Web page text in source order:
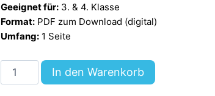
Geeignet für: 3. & 4. Klasse
Format: PDF zum Download (digital)
Umfang: 1 Seite
Steckbrief
Baden-
In den Warenkorb